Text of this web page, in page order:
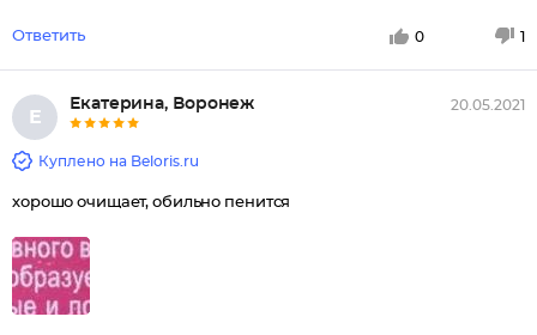
Ответить 0 1
Е
Екатерина, Воронеж 20.05.2021
Куплено на Beloris.ru
хорошо очищает, обильно пенится